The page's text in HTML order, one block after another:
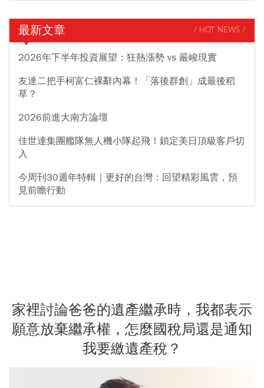
最新文章 / HOT NEWS /
2026年下半年投資展望：狂熱漲勢 vs 嚴峻現實
友達二把手柯富仁裸辭內幕！「落後群創」成最後稻
草？
2026前進大南方論壇
佳世達集團艦隊無人機小隊起飛！鎖定美日頂級客戶切
入
今周刊30週年特輯｜更好的台灣：回望精彩風雲，預
見前瞻行動
家裡討論爸爸的遺產繼承時，我都表示
願意放棄繼承權，怎麼國稅局還是通知
我要繳遺產稅？